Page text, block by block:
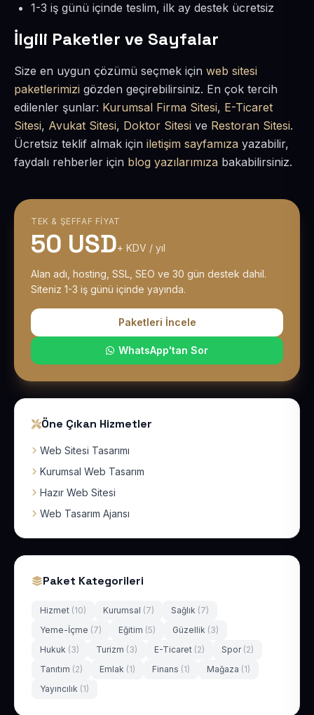
1-3 iş günü içinde teslim, ilk ay destek ücretsiz
İlgili Paketler ve Sayfalar
Size en uygun çözümü seçmek için web sitesi
paketlerimizi gözden geçirebilirsiniz. En çok tercih
edilenler şunlar: Kurumsal Firma Sitesi, E-Ticaret
Sitesi, Avukat Sitesi, Doktor Sitesi ve Restoran Sitesi.
Ücretsiz teklif almak için iletişim sayfamıza yazabilir,
faydalı rehberler için blog yazılarımıza bakabilirsiniz.
TEK & ŞEFFAF FIYAT
50 USD+ KDV / yıl
Alan adı, hosting, SSL, SEO ve 30 gün destek dahil.
Siteniz 1-3 iş günü içinde yayında.
Paketleri İncele
WhatsApp'tan Sor
Öne Çıkan Hizmetler
Web Sitesi Tasarımı
Kurumsal Web Tasarım
Hazır Web Sitesi
Web Tasarım Ajansı
Paket Kategorileri
Hizmet (10) Kurumsal (7) Sağlık (7)
Yeme-İçme (7) Eğitim (5) Güzellik (3)
Hukuk (3) Turizm (3) E-Ticaret (2) Spor (2)
Tanıtım (2) Emlak (1) Finans (1) Mağaza (1)
Yayıncılık (1)